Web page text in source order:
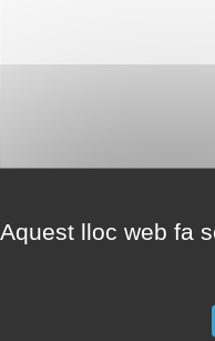
Aquest lloc web fa